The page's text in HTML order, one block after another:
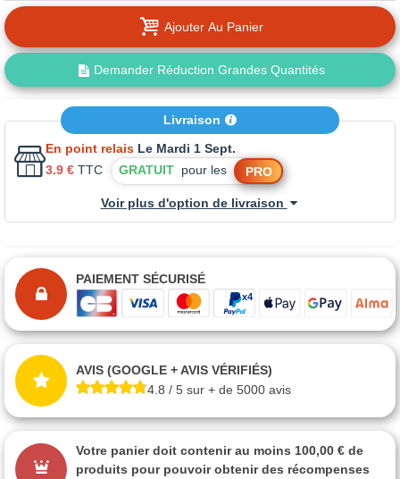
Ajouter Au Panier
Demander Réduction Grandes Quantités
Livraison
En point relais Le Mardi 1 Sept.
3.9 € TTC GRATUIT pour les PRO
Voir plus d'option de livraison
PAIEMENT SÉCURISÉ
AVIS (GOOGLE + AVIS VÉRIFIÉS)
4.8 / 5 sur + de 5000 avis
Votre panier doit contenir au moins 100,00 € de
produits pour pouvoir obtenir des récompenses